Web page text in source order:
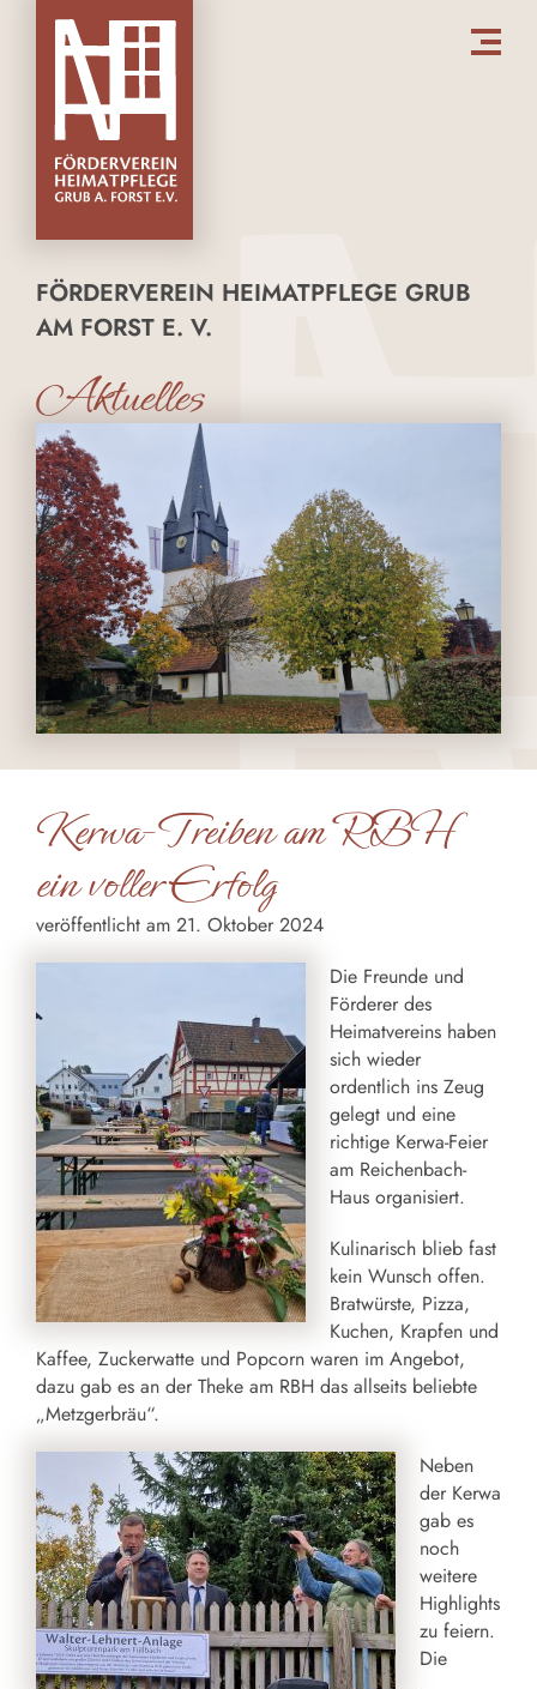
FÖRDERVEREIN HEIMATPFLEGE GRUB
AM FORST E. V.
Aktuelles
Kerwa-Treiben am RBH
ein voller Erfolg
veröffentlicht am 21. Oktober 2024
Die Freunde und
Förderer des
Heimatvereins haben
sich wieder
ordentlich ins Zeug
gelegt und eine
richtige Kerwa-Feier
am Reichenbach-
Haus organisiert.
Kulinarisch blieb fast
kein Wunsch offen.
Bratwürste, Pizza,
Kuchen, Krapfen und
Kaffee, Zuckerwatte und Popcorn waren im Angebot,
dazu gab es an der Theke am RBH das allseits beliebte
„Metzgerbräu“.
Neben
der Kerwa
gab es
noch
weitere
Highlights
zu feiern.
Die